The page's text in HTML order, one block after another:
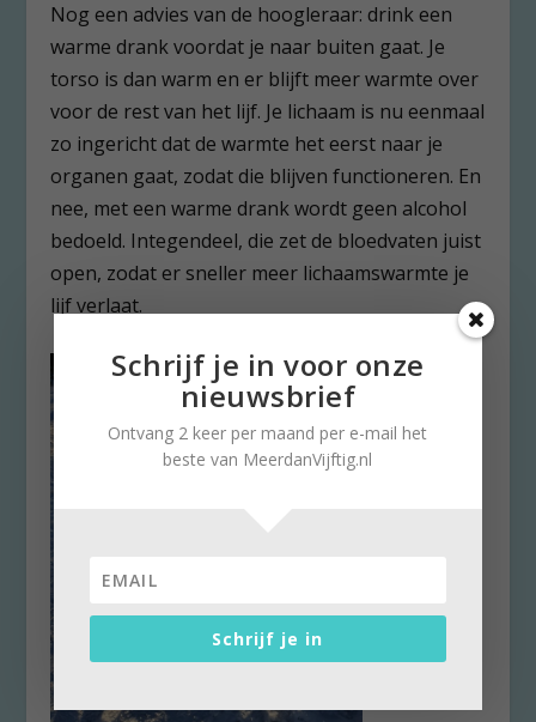
Nog een advies van de hoogleraar: drink een
warme drank voordat je naar buiten gaat. Je
torso is dan warm en er blijft meer warmte over
voor de rest van het lijf. Je lichaam is nu eenmaal
zo ingericht dat de warmte het eerst naar je
organen gaat, zodat die blijven functioneren. En
nee, met een warme drank wordt geen alcohol
bedoeld. Integendeel, die zet de bloedvaten juist
open, zodat er sneller meer lichaamswarmte je
lijf verlaat.
Schrijf je in voor onze
nieuwsbrief
Ontvang 2 keer per maand per e-mail het
beste van MeerdanVijftig.nl
Schrijf je in